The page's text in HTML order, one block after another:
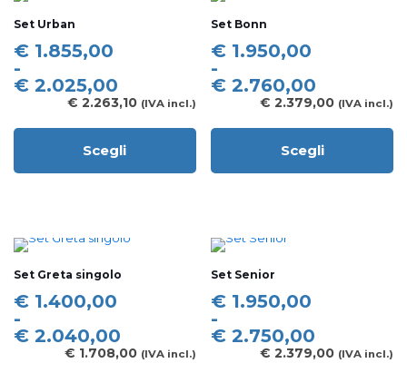
possono
essere
scelte
nella
pagina
prodotto
essere
scelte
pagina
Set Urban
€ 1.855,00
-
€ 2.025,00
Fascia
di
prezzo:
a
€ 2.025,00
€ 2.263,10 (IVA incl.)
Scegli
prodotto
Le
possono
essere
scelte
nella
pagina
Set Bonn
€ 1.950,00
-
€ 2.760,00
Fascia
di
prezzo:
a
€ 2.760,00
€ 2.379,00 (IVA incl.)
Scegli
prodotto
Le
possono
essere
scelte
nella
pagina
Set Greta singolo
€ 1.400,00
-
€ 2.040,00
Fascia
di
prezzo:
€ 1.708,00 (IVA incl.)
Set Senior
€ 1.950,00
-
€ 2.750,00
Fascia
di
prezzo:
€ 2.379,00 (IVA incl.)